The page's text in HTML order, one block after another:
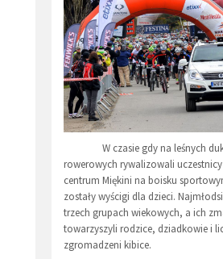
W czasie gdy na leśnych
rowerowych rywalizowali
centrum Miękini na boisku
zostały wyścigi dla dzieci.
trzech grupach wiekowych, a ich
towarzyszyli rodzice, dziadkowie i
zgromadzeni kibice.